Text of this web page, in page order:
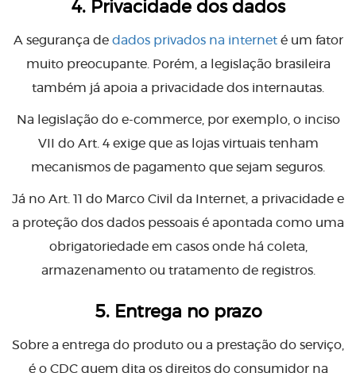
4. Privacidade dos dados
A segurança de dados privados na interneté um fator
muito preocupante. Porém, a legislação brasileira
também já apoia a privacidade dos internautas.
Na legislação do e-commerce, por exemplo, o inciso
VII do Art. 4 exige que as lojas virtuais tenham
mecanismos de pagamento que sejam seguros.
Já no Art. 11 do Marco Civil da Internet, a privacidade e
a proteção dos dados pessoais é apontada como uma
obrigatoriedade em casos onde há coleta,
armazenamento ou tratamento de registros.
5. Entrega no prazo
Sobre a entrega do produto ou a prestação do serviço,
é o CDC quem dita os direitos do consumidor na